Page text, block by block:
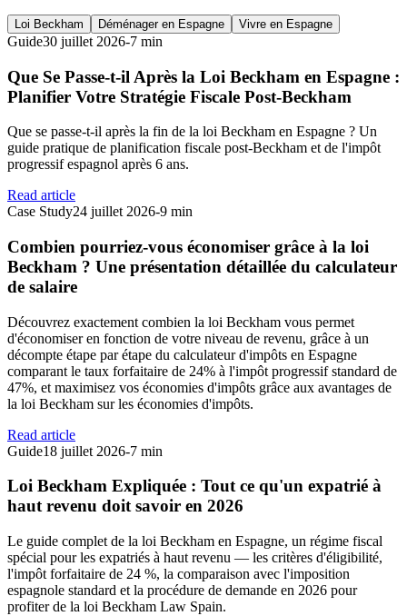
Loi Beckham Déménager en Espagne Vivre en Espagne
Guide30 juillet 2026-7 min
Que Se Passe-t-il Après la Loi Beckham en Espagne :
Planifier Votre Stratégie Fiscale Post-Beckham
Que se passe-t-il après la fin de la loi Beckham en Espagne ? Un
guide pratique de planification fiscale post-Beckham et de l'impôt
progressif espagnol après 6 ans.
Read article
Case Study24 juillet 2026-9 min
Combien pourriez-vous économiser grâce à la loi
Beckham ? Une présentation détaillée du calculateur
de salaire
Découvrez exactement combien la loi Beckham vous permet
d'économiser en fonction de votre niveau de revenu, grâce à un
décompte étape par étape du calculateur d'impôts en Espagne
comparant le taux forfaitaire de 24% à l'impôt progressif standard de
47%, et maximisez vos économies d'impôts grâce aux avantages de
la loi Beckham sur les économies d'impôts.
Read article
Guide18 juillet 2026-7 min
Loi Beckham Expliquée : Tout ce qu'un expatrié à
haut revenu doit savoir en 2026
Le guide complet de la loi Beckham en Espagne, un régime fiscal
spécial pour les expatriés à haut revenu — les critères d'éligibilité,
l'impôt forfaitaire de 24 %, la comparaison avec l'imposition
espagnole standard et la procédure de demande en 2026 pour
profiter de la loi Beckham Law Spain.